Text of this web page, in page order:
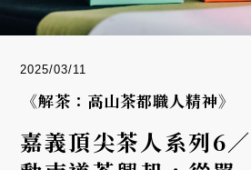
2025/03/11
《解茶：高山茶都職人精神》
嘉義頂尖茶人系列6